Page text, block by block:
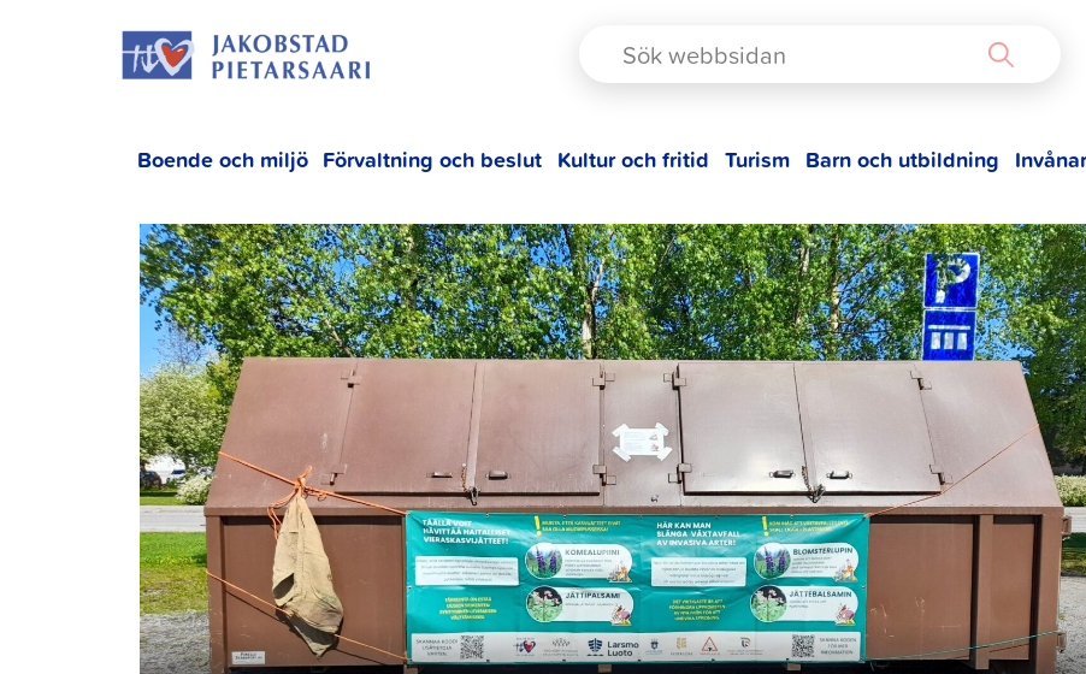
Boende och miljö Förvaltning och beslut Kultur och fritid Turism Barn och utbildning